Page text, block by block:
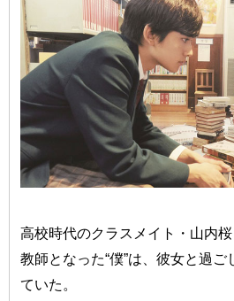
高校時代のクラスメイト・山内
教師となった“僕”は、彼女と過
ていた。